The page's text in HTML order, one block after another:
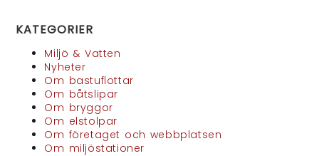
KATEGORIER
Miljö & Vatten
Nyheter
Om bastuflottar
Om båtslipar
Om bryggor
Om elstolpar
Om företaget och webbplatsen
Om miljöstationer